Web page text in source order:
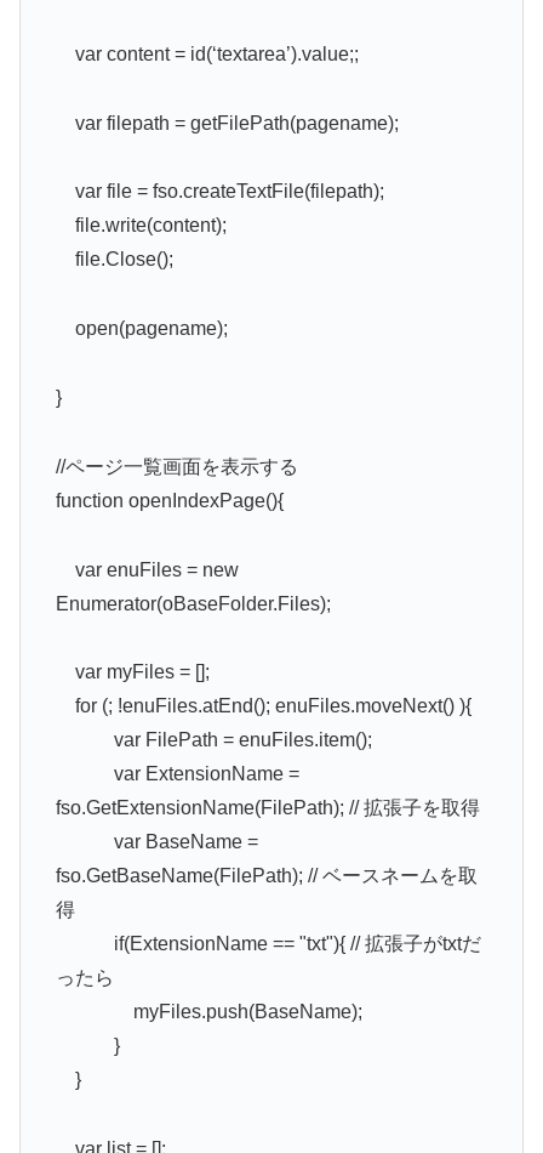
var content = id(‘textarea’).value;;
var filepath = getFilePath(pagename);
var file = fso.createTextFile(filepath);
file.write(content);
file.Close();
open(pagename);
}
//ページ一覧画面を表示する
function openIndexPage(){
var enuFiles = new
Enumerator(oBaseFolder.Files);
var myFiles = [];
for (; !enuFiles.atEnd(); enuFiles.moveNext() ){
var FilePath = enuFiles.item();
var ExtensionName =
fso.GetExtensionName(FilePath); // 拡張子を取得
var BaseName =
fso.GetBaseName(FilePath); // ベースネームを取
得
if(ExtensionName == "txt"){ // 拡張子がtxtだ
ったら
myFiles.push(BaseName);
}
}